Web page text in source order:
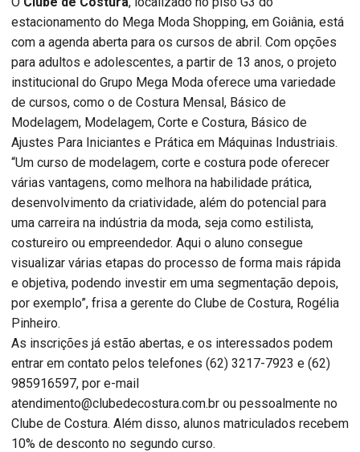
estacionamento do Mega Moda Shopping, em Goiânia, está
com a agenda aberta para os cursos de abril. Com opções
para adultos e adolescentes, a partir de 13 anos, o projeto
institucional do Grupo Mega Moda oferece uma variedade
de cursos, como o de Costura Mensal, Básico de
Modelagem, Modelagem, Corte e Costura, Básico de
Ajustes Para Iniciantes e Prática em Máquinas Industriais.
“Um curso de modelagem, corte e costura pode oferecer
várias vantagens, como melhora na habilidade prática,
desenvolvimento da criatividade, além do potencial para
uma carreira na indústria da moda, seja como estilista,
costureiro ou empreendedor. Aqui o aluno consegue
visualizar várias etapas do processo de forma mais rápida
e objetiva, podendo investir em uma segmentação depois,
por exemplo”, frisa a gerente do Clube de Costura, Rogélia
Pinheiro.
As inscrições já estão abertas, e os interessados podem
entrar em contato pelos telefones (62) 3217-7923 e (62)
985916597, por e-mail
atendimento@clubedecostura.com.br ou pessoalmente no
Clube de Costura. Além disso, alunos matriculados recebem
10% de desconto no segundo curso.